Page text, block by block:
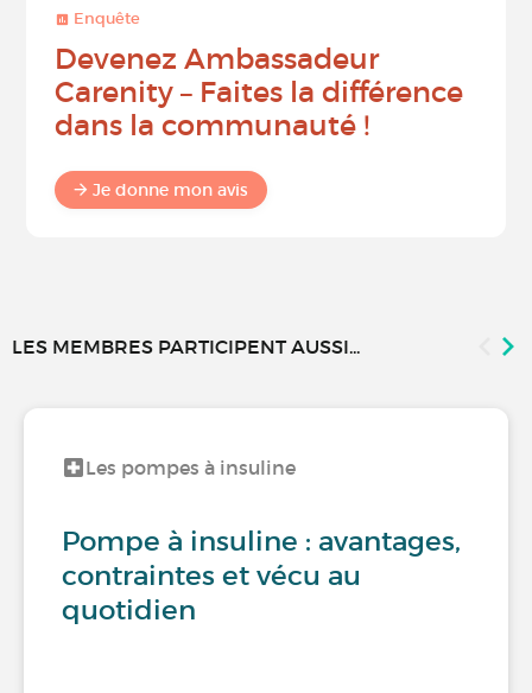
Enquête
Devenez Ambassadeur
Carenity – Faites la différence
dans la communauté !
Je donne mon avis
LES MEMBRES PARTICIPENT AUSSI...
Les pompes à insuline
Pompe à insuline : avantages,
contraintes et vécu au
quotidien